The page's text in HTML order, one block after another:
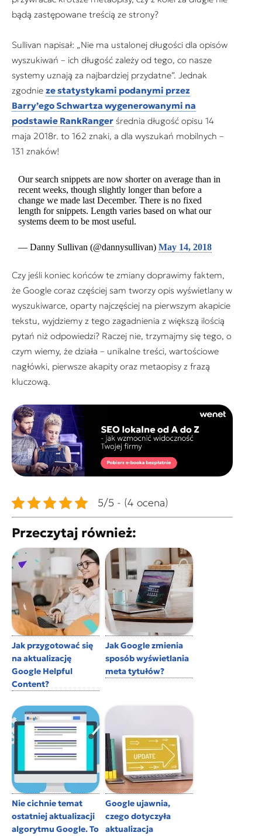
bądą zastępowane treścią ze strony?
Sullivan napisał: „Nie ma ustalonej długości dla opisów
wyszukiwań – ich długość zależy od tego, co nasze
systemy uznają za najbardziej przydatne”. Jednak
zgodnie ze statystykami podanymi przez
Barry’ego Schwartza wygenerowanymi na
podstawie RankRanger średnia długość opisu 14
maja 2018r. to 162 znaki, a dla wyszukań mobilnych –
131 znaków!
Our search snippets are now shorter on average than in
recent weeks, though slightly longer than before a
change we made last December. There is no fixed
length for snippets. Length varies based on what our
systems deem to be most useful.
— Danny Sullivan (@dannysullivan)May 14, 2018
Czy jeśli koniec końców te zmiany doprawimy faktem,
że Google coraz częściej sam tworzy opis wyświetlany w
wyszukiwarce, oparty najczęściej na pierwszym akapicie
tekstu, wyjdziemy z tego zagadnienia z większą ilością
pytań niż odpowiedzi? Raczej nie, trzymajmy się tego, o
czym wiemy, że działa – unikalne treści, wartościowe
nagłówki, pierwsze akapity oraz metaopisy z frazą
kluczową.
5/5 - (4 ocena)
Przeczytaj również:
Jak przygotować się
na aktualizację
Google Helpful
Content?
Jak Google zmienia
sposób wyświetlania
meta tytułów?
Nie cichnie temat
ostatniej aktualizacji
algorytmu Google. To
Google ujawnia,
czego dotyczyła
aktualizacja